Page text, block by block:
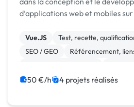
d’applications web et mobiles
Vue.JS Test, recette,
SEO / GEO
Référencement,
Site E-commerce
50 €/h 4 projets réalisés